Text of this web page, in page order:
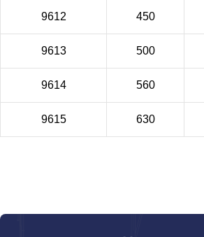
9612 450
9613 500
9614 560
9615 630